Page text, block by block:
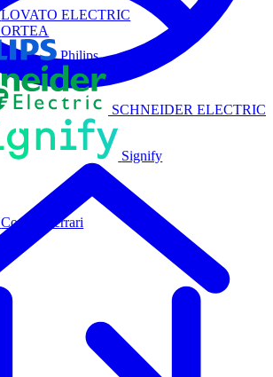
LOVATO ELECTRIC
ORTEA
Philips
SCHNEIDER ELECTRIC
Signify
Comoli Ferrari